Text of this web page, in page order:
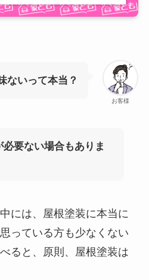
お客様
ないって本当？
必要ない場合もありま
には、屋根塗装に本当に
っている方も少なくない
ると、原則、屋根塗装は